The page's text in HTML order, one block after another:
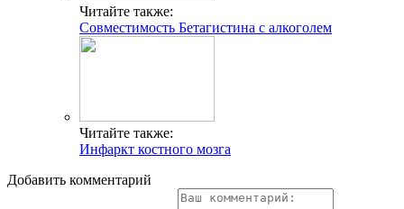
Читайте также:
Совместимость Бетагистина с алкоголем
Читайте также:
Инфаркт костного мозга
Добавить комментарий